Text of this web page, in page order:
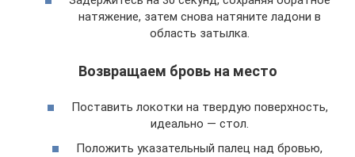
натяжение, затем снова натяните ладони в
область затылка.
Возвращаем бровь на место
Поставить локотки на твердую поверхность,
идеально — стол.
Положить указательный палец над бровью,